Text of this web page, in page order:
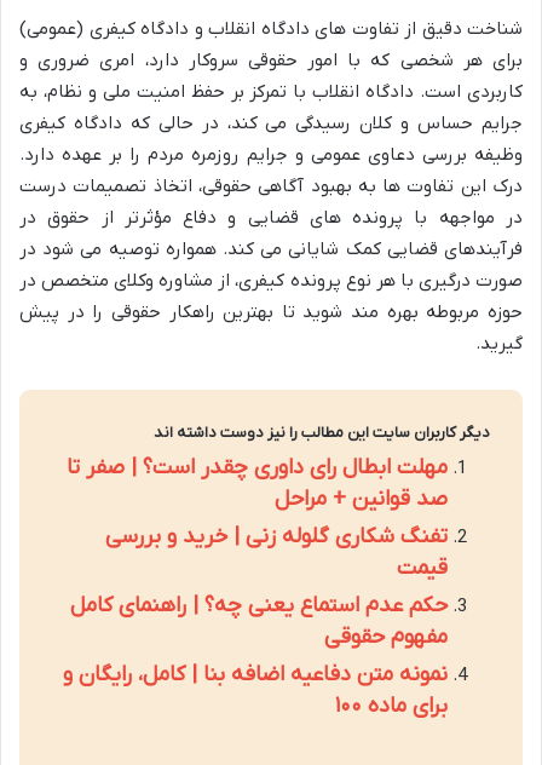
شناخت دقیق از تفاوت های دادگاه انقلاب و دادگاه کیفری (عمومی)
برای هر شخصی که با امور حقوقی سروکار دارد، امری ضروری و
کاربردی است. دادگاه انقلاب با تمرکز بر حفظ امنیت ملی و نظام، به
جرایم حساس و کلان رسیدگی می کند، در حالی که دادگاه کیفری
وظیفه بررسی دعاوی عمومی و جرایم روزمره مردم را بر عهده دارد.
درک این تفاوت ها به بهبود آگاهی حقوقی، اتخاذ تصمیمات درست
در مواجهه با پرونده های قضایی و دفاع مؤثرتر از حقوق در
فرآیندهای قضایی کمک شایانی می کند. همواره توصیه می شود در
صورت درگیری با هر نوع پرونده کیفری، از مشاوره وکلای متخصص در
حوزه مربوطه بهره مند شوید تا بهترین راهکار حقوقی را در پیش
گیرید.
دیگر کاربران سایت این مطالب را نیز دوست داشته اند
مهلت ابطال رای داوری چقدر است؟ | صفر تا
صد قوانین + مراحل
تفنگ شکاری گلوله زنی | خرید و بررسی
قیمت
حکم عدم استماع یعنی چه؟ | راهنمای کامل
مفهوم حقوقی
نمونه متن دفاعیه اضافه بنا | کامل، رایگان و
برای ماده ۱۰۰